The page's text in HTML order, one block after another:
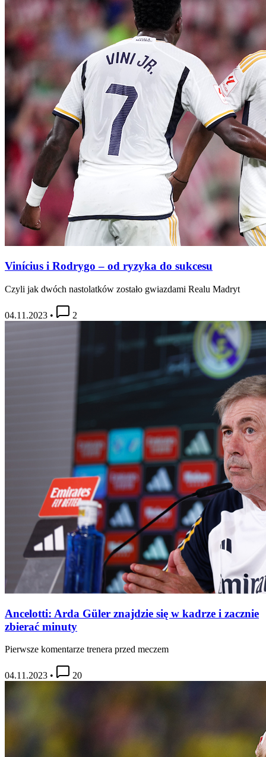
Vinícius i Rodrygo – od ryzyka do sukcesu
Czyli jak dwóch nastolatków zostało gwiazdami Realu Madryt
04.11.2023 • 2
Ancelotti: Arda Güler znajdzie się w kadrze i zacznie
zbierać minuty
Pierwsze komentarze trenera przed meczem
04.11.2023 • 20